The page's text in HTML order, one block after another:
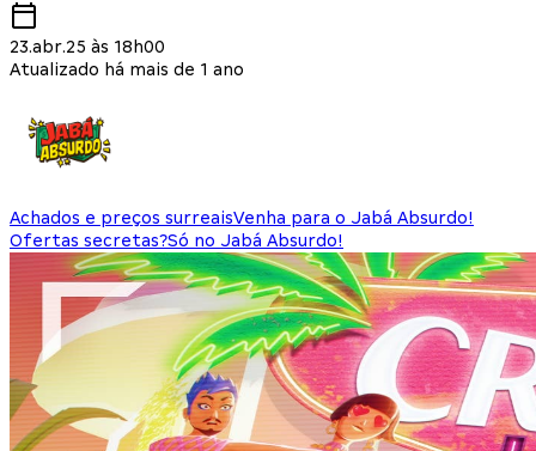
23.abr.25 às 18h00
Atualizado há mais de 1 ano
Achados e preços surreaisVenha para o Jabá Absurdo!
Ofertas secretas?Só no Jabá Absurdo!